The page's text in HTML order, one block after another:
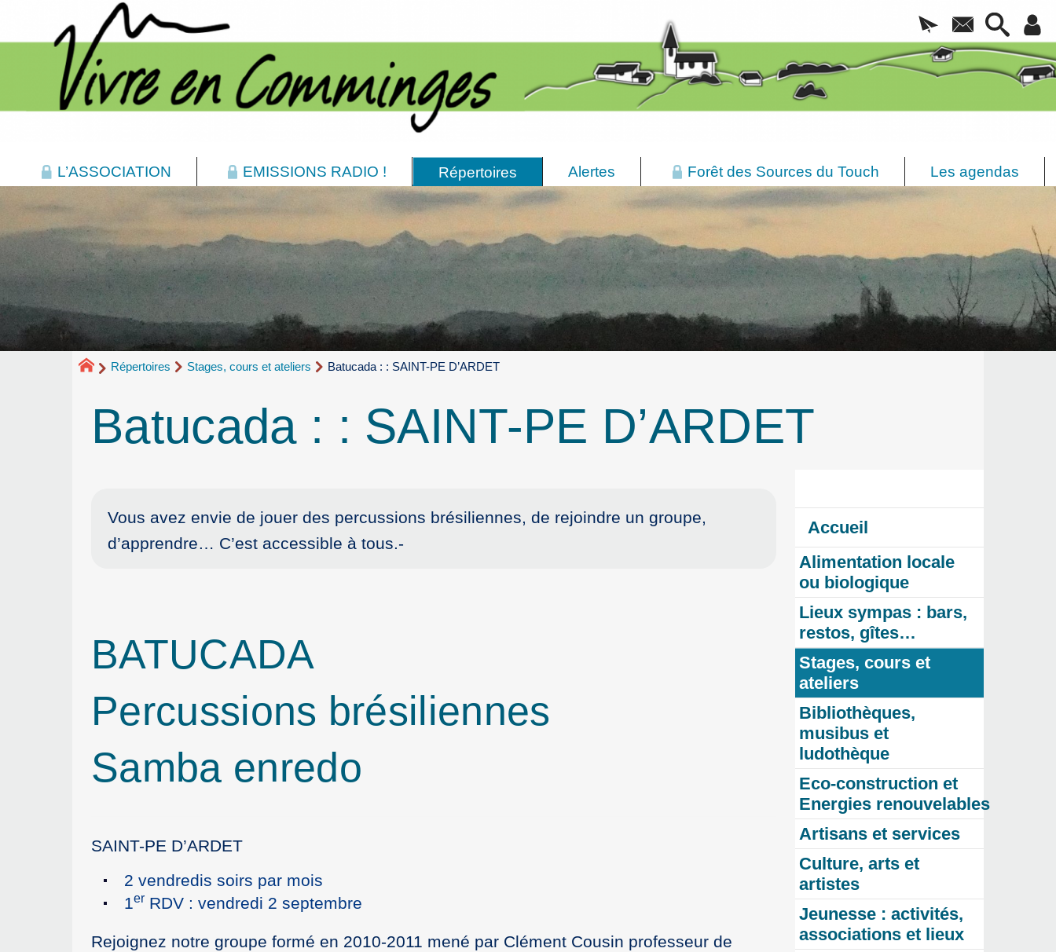
L’ASSOCIATION EMISSIONS RADIO ! Répertoires Alertes Forêt des Sources du Touch Les agendas
Répertoires Stages, cours et ateliers Batucada : : SAINT-PE D’ARDET
Batucada : : SAINT-PE D’ARDET
Vous avez envie de jouer des percussions brésiliennes, de rejoindre un groupe,
d’apprendre… C’est accessible à tous.-
BATUCADA
Percussions brésiliennes
Samba enredo
SAINT-PE D’ARDET
2 vendredis soirs par mois
1er RDV : vendredi 2 septembre
Rejoignez notre groupe formé en 2010-2011 mené par Clément Cousin professeur de
Accueil
Alimentation locale
ou biologique
Lieux sympas : bars,
restos, gîtes…
Stages, cours et
ateliers
Bibliothèques,
musibus et
ludothèque
Eco-construction et
Energies renouvelables
Artisans et services
Culture, arts et
artistes
Jeunesse : activités,
associations et lieux